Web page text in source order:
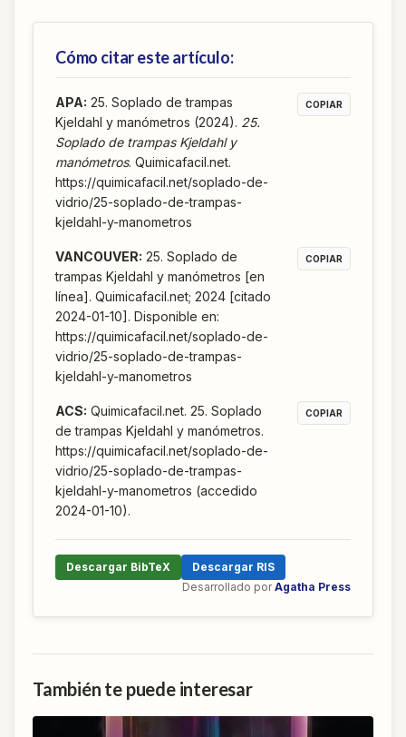
Cómo citar este artículo:
APA: 25. Soplado de trampas
Kjeldahl y manómetros (2024). 25.
Soplado de trampas Kjeldahl y
manómetros. Quimicafacil.net.
https://quimicafacil.net/soplado-de-
vidrio/25-soplado-de-trampas-
kjeldahl-y-manometros
COPIAR
VANCOUVER: 25. Soplado de
trampas Kjeldahl y manómetros [en
línea]. Quimicafacil.net; 2024 [citado
2024-01-10]. Disponible en:
https://quimicafacil.net/soplado-de-
vidrio/25-soplado-de-trampas-
kjeldahl-y-manometros
COPIAR
ACS: Quimicafacil.net. 25. Soplado
de trampas Kjeldahl y manómetros.
https://quimicafacil.net/soplado-de-
vidrio/25-soplado-de-trampas-
kjeldahl-y-manometros (accedido
2024-01-10).
COPIAR
Descargar BibTeX
Descargar RIS
Desarrollado por Agatha Press
También te puede interesar